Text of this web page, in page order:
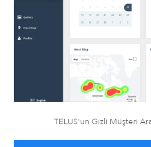
TELUS'un Gizli Müşteri